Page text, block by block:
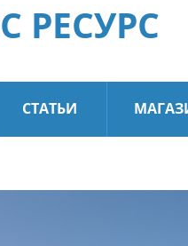
РЕСУРС
СТАТЬИ